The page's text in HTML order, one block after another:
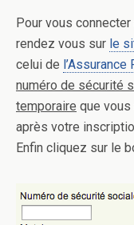
Pour vous
rendez vous sur le
celui de
numéro de sécurité
temporaire que vous
après votre
Enfin cliquez sur le